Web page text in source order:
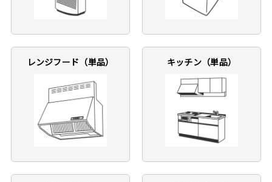
レンジフード（単品） キッチン（単品）